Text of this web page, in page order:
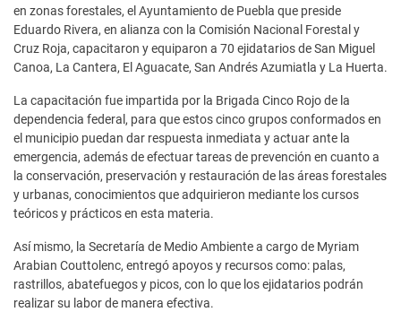
en zonas forestales, el Ayuntamiento de Puebla que preside
Eduardo Rivera, en alianza con la Comisión Nacional Forestal y
Cruz Roja, capacitaron y equiparon a 70 ejidatarios de San Miguel
Canoa, La Cantera, El Aguacate, San Andrés Azumiatla y La Huerta.
La capacitación fue impartida por la Brigada Cinco Rojo de la
dependencia federal, para que estos cinco grupos conformados en
el municipio puedan dar respuesta inmediata y actuar ante la
emergencia, además de efectuar tareas de prevención en cuanto a
la conservación, preservación y restauración de las áreas forestales
y urbanas, conocimientos que adquirieron mediante los cursos
teóricos y prácticos en esta materia.
Así mismo, la Secretaría de Medio Ambiente a cargo de Myriam
Arabian Couttolenc, entregó apoyos y recursos como: palas,
rastrillos, abatefuegos y picos, con lo que los ejidatarios podrán
realizar su labor de manera efectiva.